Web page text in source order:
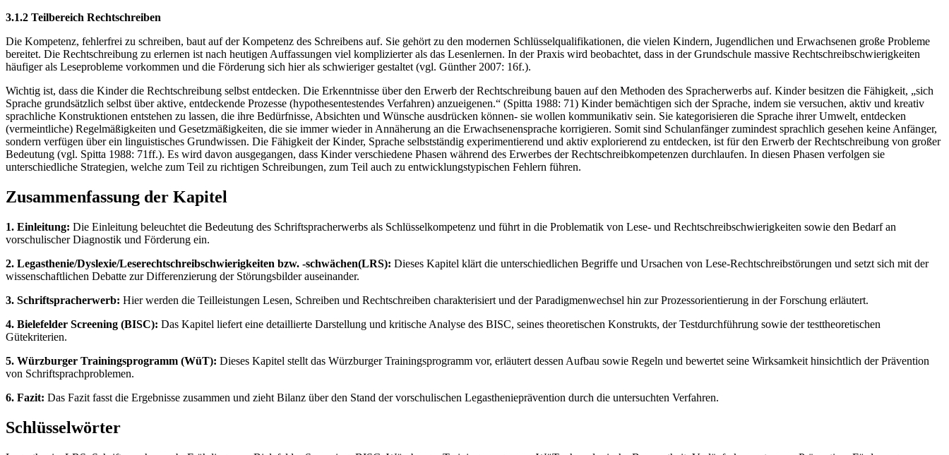
3.1.2 Teilbereich Rechtschreiben
Die Kompetenz, fehlerfrei zu schreiben, baut auf der Kompetenz des Schreibens auf. Sie gehört zu den modernen Schlüsselqualifikationen, die vielen Kindern, Jugendlichen und Erwachsenen große Probleme
bereitet. Die Rechtschreibung zu erlernen ist nach heutigen Auffassungen viel komplizierter als das Lesenlernen. In der Praxis wird beobachtet, dass in der Grundschule massive Rechtschreibschwierigkeiten
häufiger als Leseprobleme vorkommen und die Förderung sich hier als schwieriger gestaltet (vgl. Günther 2007: 16f.).
Wichtig ist, dass die Kinder die Rechtschreibung selbst entdecken. Die Erkenntnisse über den Erwerb der Rechtschreibung bauen auf den Methoden des Spracherwerbs auf. Kinder besitzen die Fähigkeit, „sich
Sprache grundsätzlich selbst über aktive, entdeckende Prozesse (hypothesentestendes Verfahren) anzueigenen.“ (Spitta 1988: 71) Kinder bemächtigen sich der Sprache, indem sie versuchen, aktiv und kreativ
sprachliche Konstruktionen entstehen zu lassen, die ihre Bedürfnisse, Absichten und Wünsche ausdrücken können- sie wollen kommunikativ sein. Sie kategorisieren die Sprache ihrer Umwelt, entdecken
(vermeintliche) Regelmäßigkeiten und Gesetzmäßigkeiten, die sie immer wieder in Annäherung an die Erwachsenensprache korrigieren. Somit sind Schulanfänger zumindest sprachlich gesehen keine Anfänger,
sondern verfügen über ein linguistisches Grundwissen. Die Fähigkeit der Kinder, Sprache selbstständig experimentierend und aktiv explorierend zu entdecken, ist für den Erwerb der Rechtschreibung von großer
Bedeutung (vgl. Spitta 1988: 71ff.). Es wird davon ausgegangen, dass Kinder verschiedene Phasen während des Erwerbes der Rechtschreibkompetenzen durchlaufen. In diesen Phasen verfolgen sie
unterschiedliche Strategien, welche zum Teil zu richtigen Schreibungen, zum Teil auch zu entwicklungstypischen Fehlern führen.
Zusammenfassung der Kapitel
1. Einleitung: Die Einleitung beleuchtet die Bedeutung des Schriftspracherwerbs als Schlüsselkompetenz und führt in die Problematik von Lese- und Rechtschreibschwierigkeiten sowie den Bedarf an
vorschulischer Diagnostik und Förderung ein.
2. Legasthenie/Dyslexie/Leserechtschreibschwierigkeiten bzw. -schwächen(LRS): Dieses Kapitel klärt die unterschiedlichen Begriffe und Ursachen von Lese-Rechtschreibstörungen und setzt sich mit der
wissenschaftlichen Debatte zur Differenzierung der Störungsbilder auseinander.
3. Schriftspracherwerb: Hier werden die Teilleistungen Lesen, Schreiben und Rechtschreiben charakterisiert und der Paradigmenwechsel hin zur Prozessorientierung in der Forschung erläutert.
4. Bielefelder Screening (BISC): Das Kapitel liefert eine detaillierte Darstellung und kritische Analyse des BISC, seines theoretischen Konstrukts, der Testdurchführung sowie der testtheoretischen
Gütekriterien.
5. Würzburger Trainingsprogramm (WüT): Dieses Kapitel stellt das Würzburger Trainingsprogramm vor, erläutert dessen Aufbau sowie Regeln und bewertet seine Wirksamkeit hinsichtlich der Prävention
von Schriftsprachproblemen.
6. Fazit: Das Fazit fasst die Ergebnisse zusammen und zieht Bilanz über den Stand der vorschulischen Legasthenieprävention durch die untersuchten Verfahren.
Schlüsselwörter